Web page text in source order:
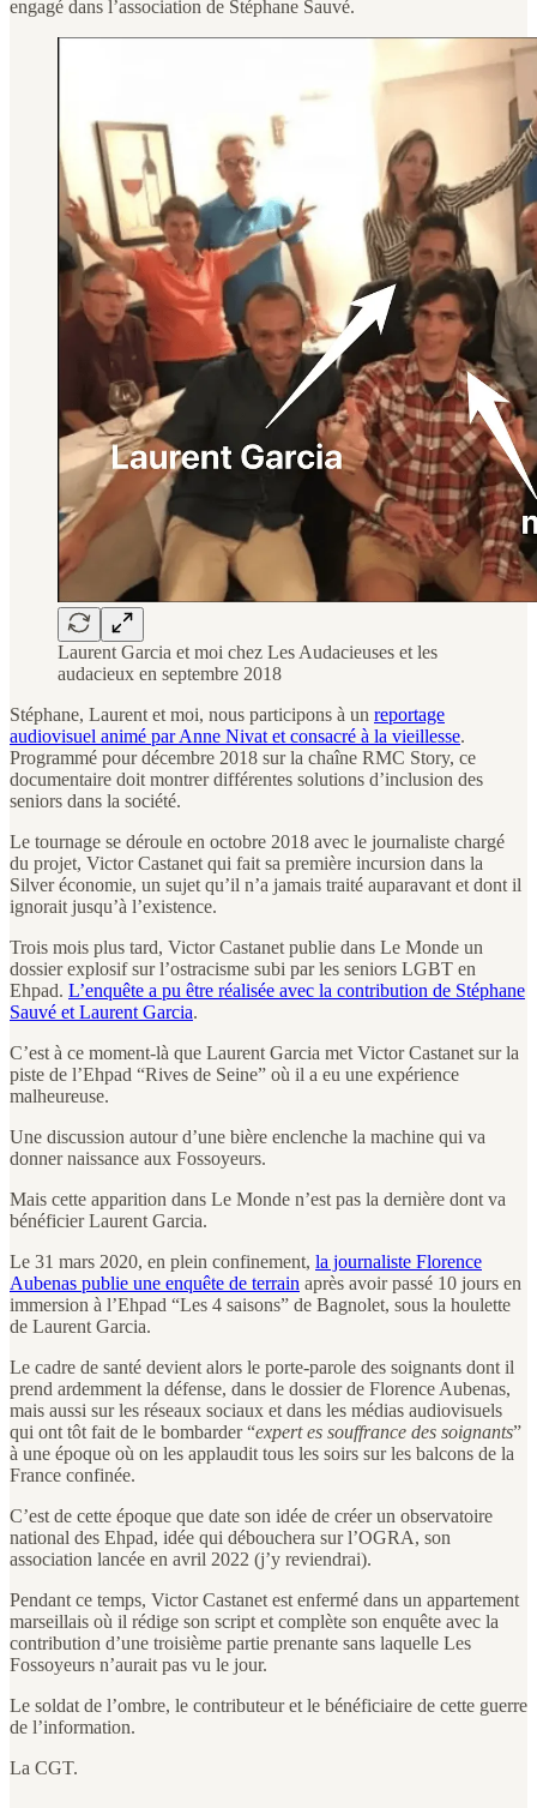
engagé dans l’association de Stéphane Sauvé.
Laurent Garcia et moi chez Les Audacieuses et les
audacieux en septembre 2018
Stéphane, Laurent et moi, nous participons à un reportage
audiovisuel animé par Anne Nivat et consacré à la vieillesse.
Programmé pour décembre 2018 sur la chaîne RMC Story, ce
documentaire doit montrer différentes solutions d’inclusion des
seniors dans la société.
Le tournage se déroule en octobre 2018 avec le journaliste chargé
du projet, Victor Castanet qui fait sa première incursion dans la
Silver économie, un sujet qu’il n’a jamais traité auparavant et dont il
ignorait jusqu’à l’existence.
Trois mois plus tard, Victor Castanet publie dans Le Monde un
dossier explosif sur l’ostracisme subi par les seniors LGBT en
Ehpad. L’enquête a pu être réalisée avec la contribution de Stéphane
Sauvé et Laurent Garcia.
C’est à ce moment-là que Laurent Garcia met Victor Castanet sur la
piste de l’Ehpad “Rives de Seine” où il a eu une expérience
malheureuse.
Une discussion autour d’une bière enclenche la machine qui va
donner naissance aux Fossoyeurs.
Mais cette apparition dans Le Monde n’est pas la dernière dont va
bénéficier Laurent Garcia.
Le 31 mars 2020, en plein confinement, la journaliste Florence
Aubenas publie une enquête de terrain après avoir passé 10 jours en
immersion à l’Ehpad “Les 4 saisons” de Bagnolet, sous la houlette
de Laurent Garcia.
Le cadre de santé devient alors le porte-parole des soignants dont il
prend ardemment la défense, dans le dossier de Florence Aubenas,
mais aussi sur les réseaux sociaux et dans les médias audiovisuels
qui ont tôt fait de le bombarder “expert es souffrance des soignants”
à une époque où on les applaudit tous les soirs sur les balcons de la
France confinée.
C’est de cette époque que date son idée de créer un observatoire
national des Ehpad, idée qui débouchera sur l’OGRA, son
association lancée en avril 2022 (j’y reviendrai).
Pendant ce temps, Victor Castanet est enfermé dans un appartement
marseillais où il rédige son script et complète son enquête avec la
contribution d’une troisième partie prenante sans laquelle Les
Fossoyeurs n’aurait pas vu le jour.
Le soldat de l’ombre, le contributeur et le bénéficiaire de cette guerre
de l’information.
La CGT.